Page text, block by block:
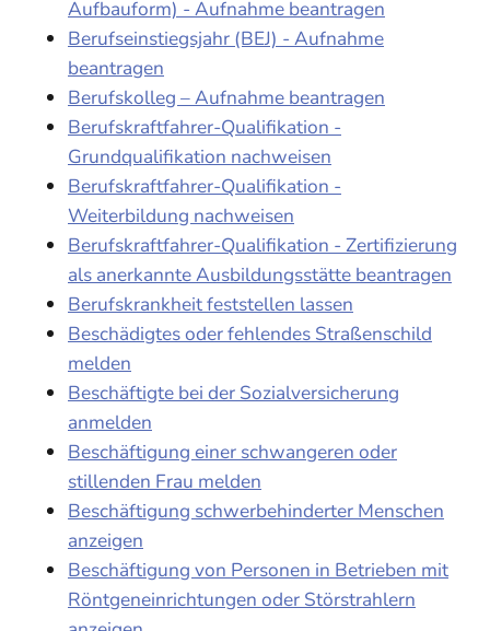
Aufbauform) - Aufnahme beantragen
Berufseinstiegsjahr (BEJ) - Aufnahme
beantragen
Berufskolleg – Aufnahme beantragen
Berufskraftfahrer-Qualifikation -
Grundqualifikation nachweisen
Berufskraftfahrer-Qualifikation -
Weiterbildung nachweisen
Berufskraftfahrer-Qualifikation - Zertifizierung
als anerkannte Ausbildungsstätte beantragen
Berufskrankheit feststellen lassen
Beschädigtes oder fehlendes Straßenschild
melden
Beschäftigte bei der Sozialversicherung
anmelden
Beschäftigung einer schwangeren oder
stillenden Frau melden
Beschäftigung schwerbehinderter Menschen
anzeigen
Beschäftigung von Personen in Betrieben mit
Röntgeneinrichtungen oder Störstrahlern